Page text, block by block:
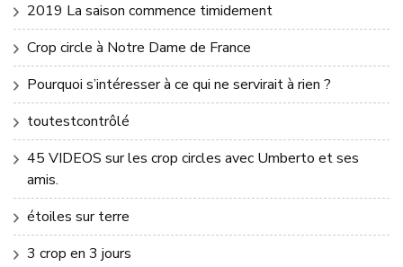
2019 La saison commence timidement
Crop circle à Notre Dame de France
Pourquoi s’intéresser à ce qui ne servirait à rien ?
toutestcontrôlé
45 VIDEOS sur les crop circles avec Umberto et ses
amis.
étoiles sur terre
3 crop en 3 jours